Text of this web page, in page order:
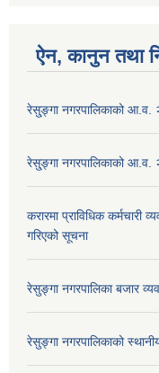
ऐन, कानुन तथा
रेसु्ङ्गा नगरपालिकाको
रेसु्ङ्गा नगरपालिकाको आ.व.
करारमा प्राविधिक कर्मचारी
गरिएको सूचना
रेसुङ्गा नगरपालिका बजार
रेसुङ्गा नगरपालिकाको